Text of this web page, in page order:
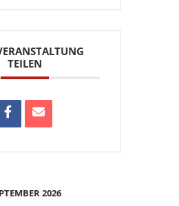
TEILEN
2026